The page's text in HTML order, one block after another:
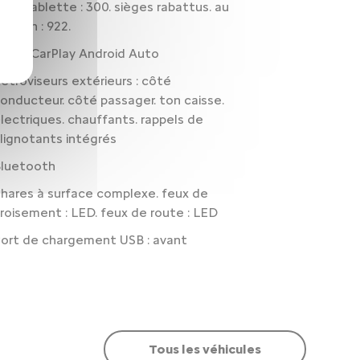
sous tablette : 300. sièges rabattus. au
pavillon : 922.
Apple CarPlay Android Auto
extérieurs : côté
côté passager. ton caisse.
chauffants. rappels de
intégrés
à surface complexe. feux de
: LED. feux de route : LED
de chargement USB : avant
Tous les véhicules